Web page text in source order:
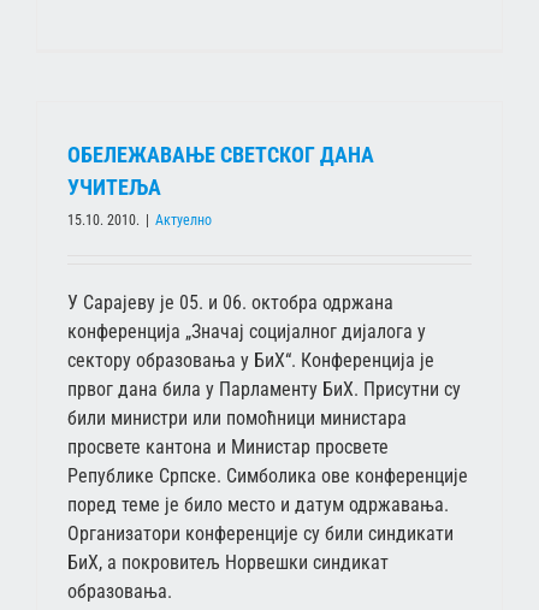
ОБЕЛЕЖАВАЊЕ СВЕТСКОГ ДАНА
УЧИТЕЉА
15.10. 2010. Актуелно
У Сарајеву је 05. и 06. октобра одржана
конференција „Значај социјалног дијалога у
сектору образовања у БиХ“. Конференција је
првог дана била у Парламенту БиХ. Присутни су
били министри или помоћници министара
просвете кантона и Министар просвете
Републике Српске. Симболика ове конференције
поред теме је било место и датум одржавања.
Организатори конференције су били синдикати
БиХ, а покровитељ Норвешки синдикат
образовања.